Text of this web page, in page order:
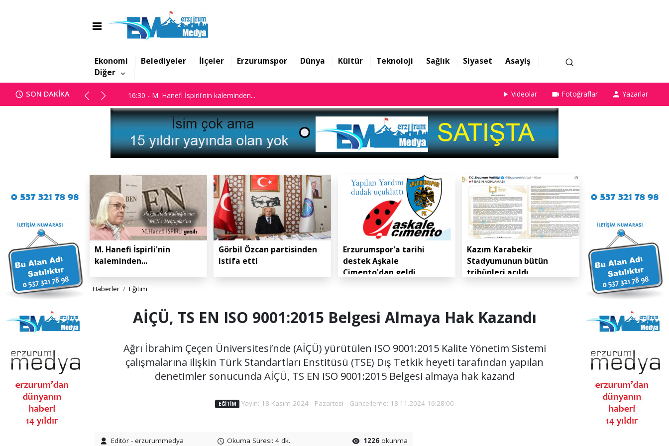
Ekonomi Belediyeler İlçeler Erzurumspor Dünya Kültür Teknoloji Sağlık Siyaset
Asayiş
Diğer
SON DAKİKA
16:06 - Görbil Özcan partisinden istifa etti
16:06 - Görbil Özcan partisinden istifa etti
16:30 - M. Hanefi İspirli'nin kaleminden...
Videolar Fotoğraflar Yazarlar
M. Hanefi İspirli'nin
kaleminden...
Görbil Özcan partisinden
istifa etti
Erzurumspor'a tarihi
destek Aşkale
Çimento'dan geldi
Kazım Karabekir
Stadyumunun bütün
tribünleri açıldı
Haberler Eğitim
AİÇÜ, TS EN ISO 9001:2015 Belgesi Almaya Hak Kazandı
Ağrı İbrahim Çeçen Üniversitesi’nde (AİÇÜ) yürütülen ISO 9001:2015 Kalite Yönetim Sistemi
çalışmalarına ilişkin Türk Standartları Enstitüsü (TSE) Dış Tetkik heyeti tarafından yapılan
denetimler sonucunda AİÇÜ, TS EN ISO 9001:2015 Belgesi almaya hak kazand
EĞITIM Yayın: 18 Kasım 2024 - Pazartesi - Güncelleme: 18.11.2024 16:28:00
Editör - erzurummedya Okuma Süresi: 4 dk. 1226 okunma